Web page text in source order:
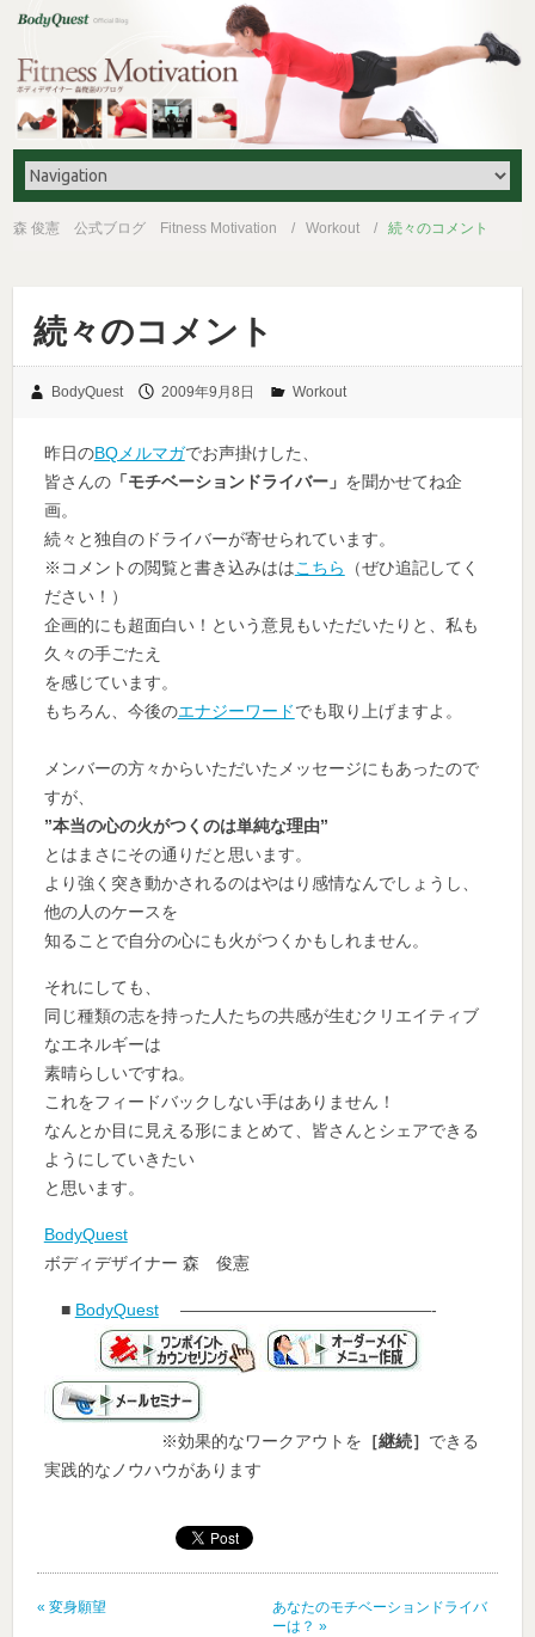
森 俊憲 公式ブログ Fitness Motivation Workout 続々のコメント
続々のコメント
BodyQuest 2009年9月8日 Workout
昨日のBQメルマガでお声掛けした、
皆さんの「モチベーションドライバー」 を聞かせてね企
画。
続々と独自のドライバーが寄せられています。
※コメントの閲覧と書き込みははこちら
（ぜひ追記してく
ださい！）
企画的にも超面白い！という意見もいただいたりと、私も
久々の手ごたえ
を感じています。
もちろん、今後のエナジーワードでも取り上げますよ。
メンバーの方々からいただいたメッセージにもあったので
すが、
”本当の心の火がつくのは単純な理由”
とはまさにその通りだと思います。
より強く突き動かされるのはやはり感情なんでしょうし、
他の人のケースを
知ることで自分の心にも火がつくかもしれません。
それにしても、
同じ種類の志を持った人たちの共感が生むクリエイティブ
なエネルギーは
素晴らしいですね。
これをフィードバックしない手はありません！
なんとか目に見える形にまとめて、皆さんとシェアできる
ようにしていきたい
と思います。
BodyQuest
ボディデザイナー 森 俊憲
■ BodyQuest———————————————-
※効果的なワークアウトを ［継続］ できる
実践的なノウハウがあります
« 変身願望
あなたのモチベーションドライバ
ーは？ »